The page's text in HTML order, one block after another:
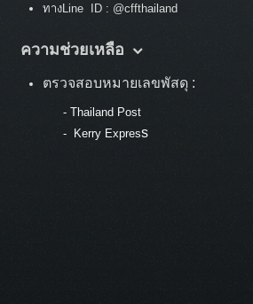
ทางLine ID : @cffthailand
ความช่วยเหลือ
ตรวจสอบหมายเลขพัสดุ :
- Thailand Post
-
Kerry Express